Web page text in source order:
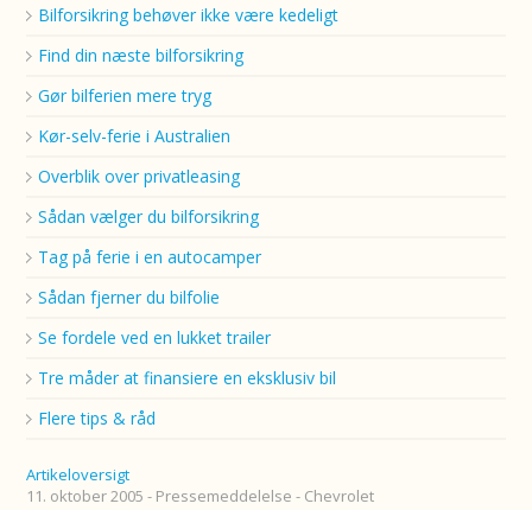
Bilforsikring behøver ikke være kedeligt
Find din næste bilforsikring
Gør bilferien mere tryg
Kør-selv-ferie i Australien
Overblik over privatleasing
Sådan vælger du bilforsikring
Tag på ferie i en autocamper
Sådan fjerner du bilfolie
Se fordele ved en lukket trailer
Tre måder at finansiere en eksklusiv bil
Flere tips & råd
Artikeloversigt
11. oktober 2005 - Pressemeddelelse - Chevrolet